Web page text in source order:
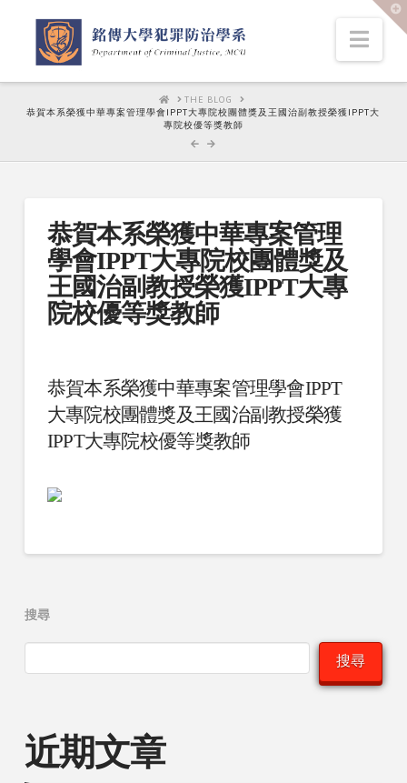
HOME
THE BLOG
恭賀本系榮獲中華專案管理學會IPPT大專院校團體獎及王國治副教授榮獲IPPT大
專院校優等獎教師
恭賀本系榮獲中華專案管理
學會IPPT大專院校團體獎及
王國治副教授榮獲IPPT大專
院校優等獎教師
恭賀本系榮獲中華專案管理學會IPPT
大專院校團體獎及王國治副教授榮獲
IPPT大專院校優等獎教師
搜尋
搜尋
近期文章